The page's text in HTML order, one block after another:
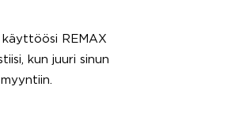
REMAX
kun juuri sinun